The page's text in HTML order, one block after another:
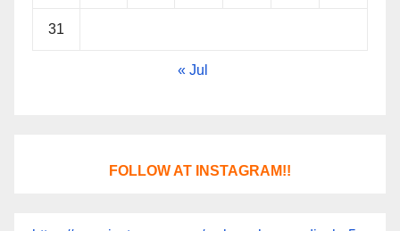
31
« Jul
FOLLOW AT INSTAGRAM!!